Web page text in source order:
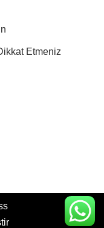
Etmeniz